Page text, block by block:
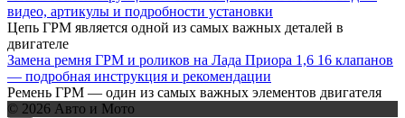
видео, артикулы и подробности установки
Цепь ГРМ является одной из самых важных деталей в
двигателе
Замена ремня ГРМ и роликов на Лада Приора 1,6 16 клапанов
— подробная инструкция и рекомендации
Ремень ГРМ — один из самых важных элементов двигателя
© 2026 Авто и Мото